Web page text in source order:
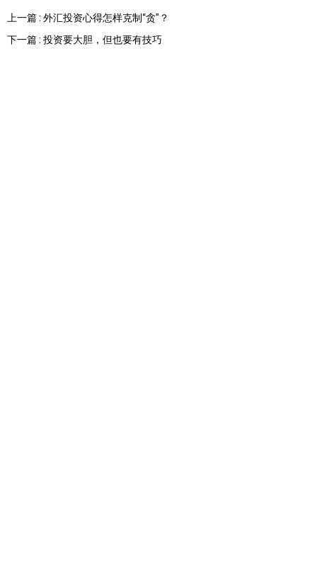
上一篇 : 外汇投资心得怎样克制“贪”？
下一篇 : 投资要大胆，但也要有技巧